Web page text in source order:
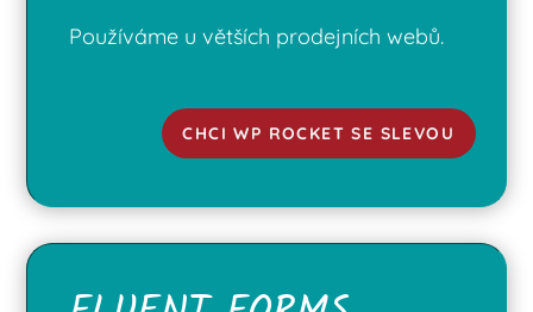
Používáme u větších prodejních webů.
CHCI WP ROCKET SE SLEVOU